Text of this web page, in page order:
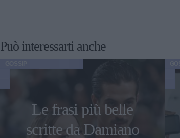
Può interessarti anche
Le frasi più belle
scritte da Damiano